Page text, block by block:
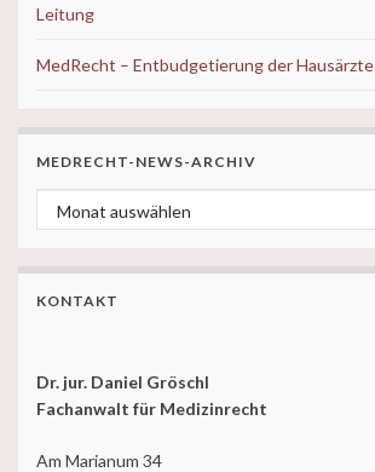
Leitung
MedRecht – Entbudgetierung der Hausärzte
MEDRECHT-NEWS-ARCHIV
MedRecht-News-ARCHIV
KONTAKT
Dr. jur. Daniel Gröschl
Fachanwalt für Medizinrecht
Am Marianum 34